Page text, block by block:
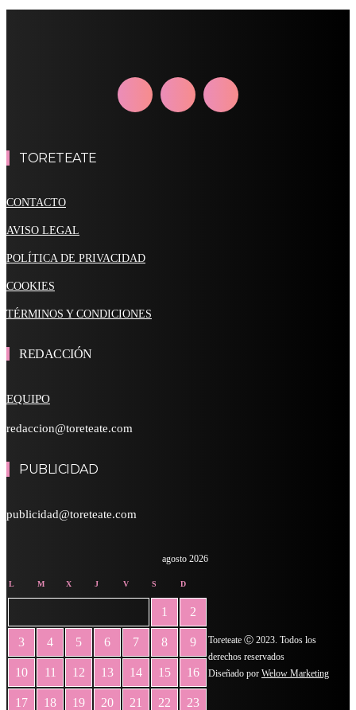
TORETEATE
CONTACTO
AVISO LEGAL
POLÍTICA DE PRIVACIDAD
COOKIES
TÉRMINOS Y CONDICIONES
REDACCIÓN
EQUIPO
redaccion@toreteate.com
PUBLICIDAD
publicidad@toreteate.com
agosto 2026
L M X J V S D
1 2
3 4 5 6 7 8 9
10 11 12 13 14 15 16
17 18 19 20 21 22 23
Toreteate Ⓒ 2023. Todos los
derechos reservados
Diseñado por Welow Marketing